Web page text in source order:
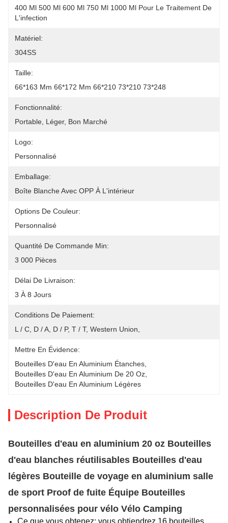
400 Ml 500 Ml 600 Ml 750 Ml 1000 Ml Pour Le Traitement De
L'infection
Matériel:
304SS
Taille:
66*163 Mm 66*172 Mm 66*210 73*210 73*248
Fonctionnalité:
Portable, Léger, Bon Marché
Logo:
Personnalisé
Emballage:
Boîte Blanche Avec OPP À L'intérieur
Options De Couleur:
Personnalisé
Quantité De Commande Min:
3 000 Pièces
Délai De Livraison:
3 À 8 Jours
Conditions De Paiement:
L / C, D / A, D / P, T / T, Western Union,
Mettre En Évidence:
Bouteilles D'eau En Aluminium Étanches
Bouteilles D'eau En Aluminium De 20 Oz
Bouteilles D'eau En Aluminium Légères
Description De Produit
Bouteilles d'eau en aluminium 20 oz Bouteilles
d'eau blanches réutilisables Bouteilles d'eau
légères Bouteille de voyage en aluminium salle
de sport Proof de fuite Équipe Bouteilles
personnalisées pour vélo Vélo Camping
Ce que vous obtenez: vous obtiendrez 16 bouteilles